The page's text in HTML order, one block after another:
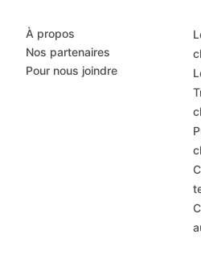
À propos
Nos partenaires
Pour nous joindre